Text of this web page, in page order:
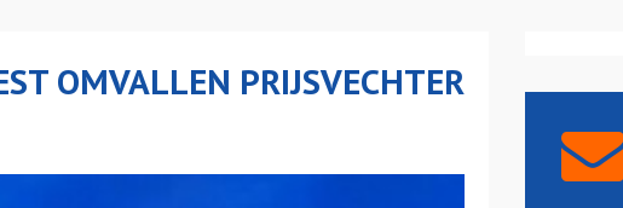
OMVALLEN PRIJSVECHTER